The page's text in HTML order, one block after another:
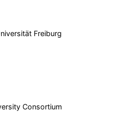
Freiburg
Consortium